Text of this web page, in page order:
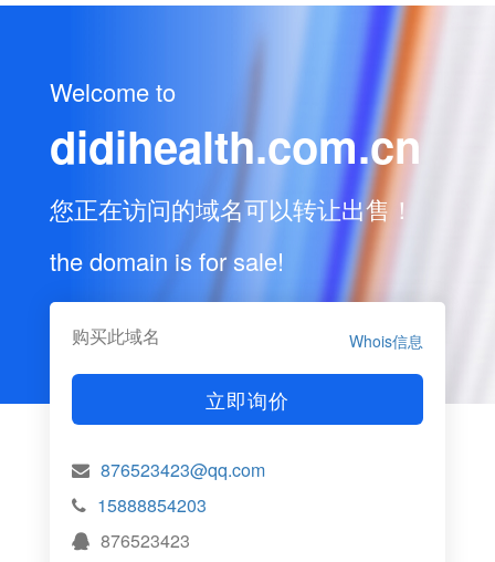
Welcome to
didihealth.com.cn
您正在访问的域名可以转让出售！
the domain is for sale!
购买此域名 Whois信息
立即询价
876523423@qq.com
15888854203
876523423